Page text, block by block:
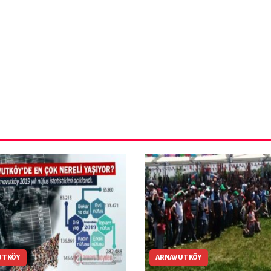
ARNAVUTKÖY